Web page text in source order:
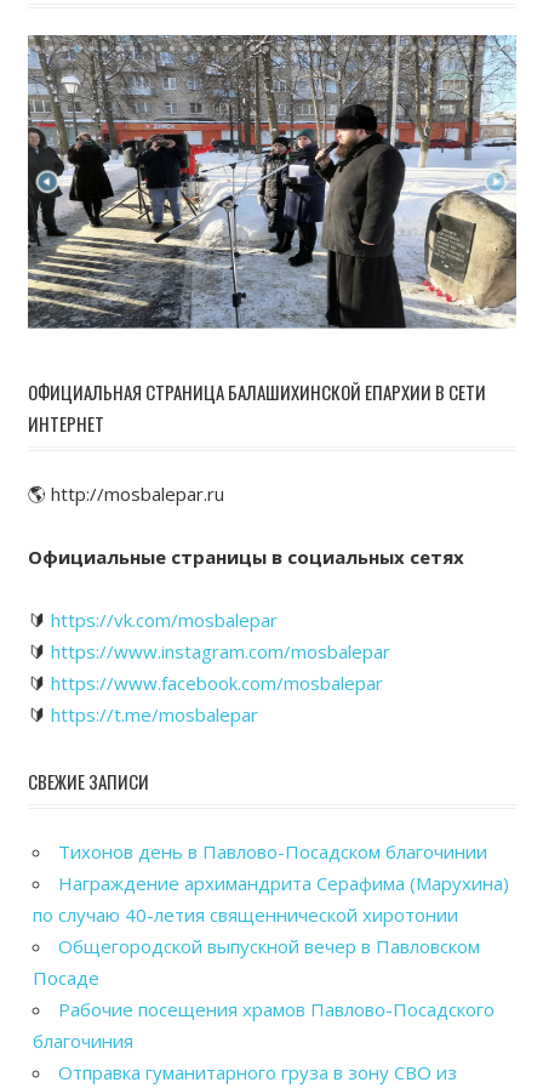
ОФИЦИАЛЬНАЯ СТРАНИЦА БАЛАШИХИНСКОЙ ЕПАРХИИ В СЕТИ
ИНТЕРНЕТ
🌎 http://mosbalepar.ru
Официальные страницы в социальных сетях
🔰 https://vk.com/mosbalepar
🔰 https://www.instagram.com/mosbalepar
🔰 https://www.facebook.com/mosbalepar
🔰 https://t.me/mosbalepar
СВЕЖИЕ ЗАПИСИ
Тихонов день в Павлово-Посадском благочинии
Награждение архимандрита Серафима (Марухина)
по случаю 40-летия священнической хиротонии
Общегородской выпускной вечер в Павловском
Посаде
Рабочие посещения храмов Павлово-Посадского
благочиния
Отправка гуманитарного груза в зону СВО из